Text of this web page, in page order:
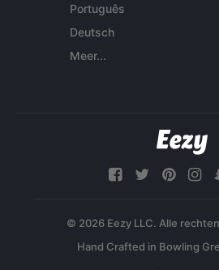
Português
Deutsch
Meer...
© 2026 Eezy LLC. Alle